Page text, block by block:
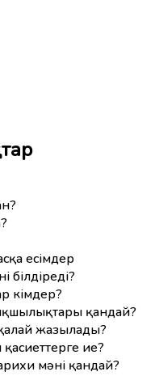
есімдер
білдіреді?
кімдер?
қандай?
қалай жазылады?
ие?
мәні қандай?